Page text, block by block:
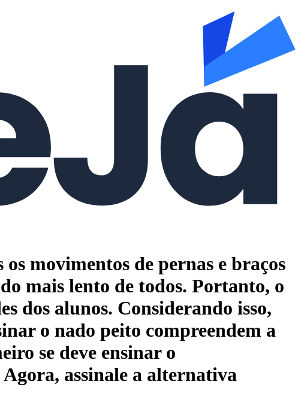
movimentos de pernas e braços
mais lento de todos. Portanto, o
dos alunos. Considerando isso,
o nado peito compreendem a
se deve ensinar o
assinale a alternativa